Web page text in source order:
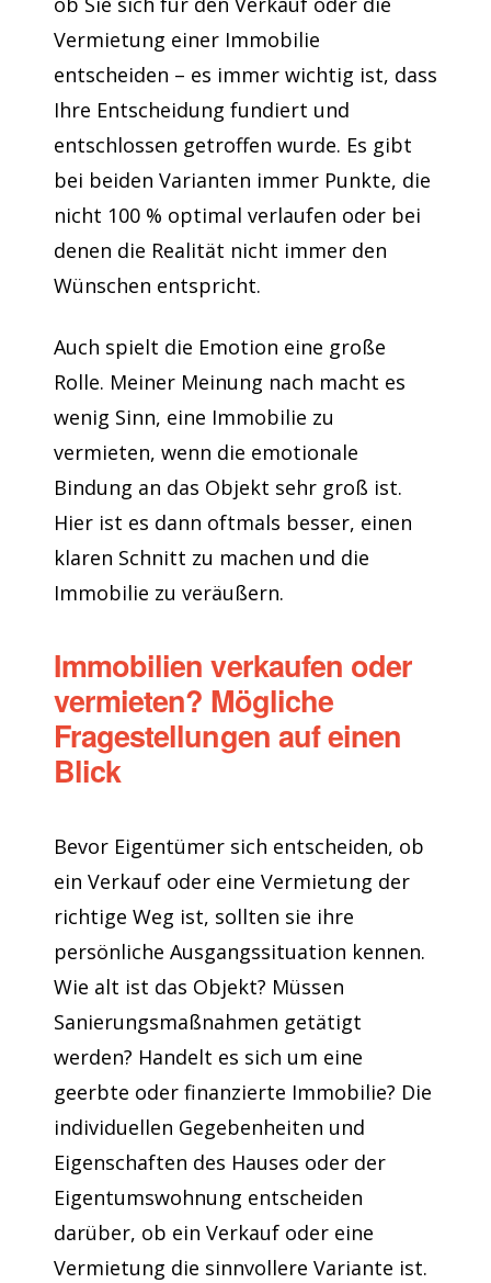
Vermietung einer Immobilie
entscheiden – es immer wichtig ist, dass
Ihre Entscheidung fundiert und
entschlossen getroffen wurde. Es gibt
bei beiden Varianten immer Punkte, die
nicht 100 % optimal verlaufen oder bei
denen die Realität nicht immer den
Wünschen entspricht.
Auch spielt die Emotion eine große
Rolle. Meiner Meinung nach macht es
wenig Sinn, eine Immobilie zu
vermieten, wenn die emotionale
Bindung an das Objekt sehr groß ist.
Hier ist es dann oftmals besser, einen
klaren Schnitt zu machen und die
Immobilie zu veräußern.
Immobilien verkaufen oder
vermieten? Mögliche
Fragestellungen auf einen
Blick
Bevor Eigentümer sich entscheiden, ob
ein Verkauf oder eine Vermietung der
richtige Weg ist, sollten sie ihre
persönliche Ausgangssituation kennen.
Wie alt ist das Objekt? Müssen
Sanierungsmaßnahmen getätigt
werden? Handelt es sich um eine
geerbte oder finanzierte Immobilie? Die
individuellen Gegebenheiten und
Eigenschaften des Hauses oder der
Eigentumswohnung entscheiden
darüber, ob ein Verkauf oder eine
Vermietung die sinnvollere Variante ist.